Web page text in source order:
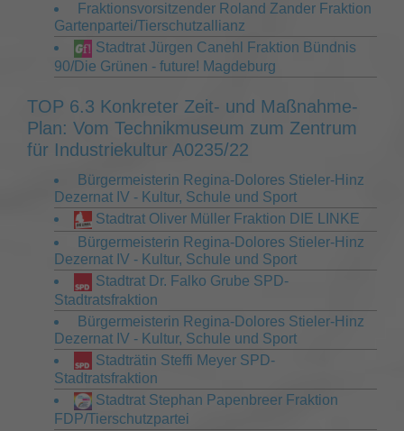
Fraktionsvorsitzender Roland Zander Fraktion
Gartenpartei/Tierschutzallianz
Stadtrat Jürgen Canehl Fraktion Bündnis
90/Die Grünen - future! Magdeburg
TOP 6.3 Konkreter Zeit- und Maßnahme-
Plan: Vom Technikmuseum zum Zentrum
für Industriekultur A0235/22
Bürgermeisterin Regina-Dolores Stieler-Hinz
Dezernat IV - Kultur, Schule und Sport
Stadtrat Oliver Müller Fraktion DIE LINKE
Bürgermeisterin Regina-Dolores Stieler-Hinz
Dezernat IV - Kultur, Schule und Sport
Stadtrat Dr. Falko Grube SPD-
Stadtratsfraktion
Bürgermeisterin Regina-Dolores Stieler-Hinz
Dezernat IV - Kultur, Schule und Sport
Stadträtin Steffi Meyer SPD-
Stadtratsfraktion
Stadtrat Stephan Papenbreer Fraktion
FDP/Tierschutzpartei